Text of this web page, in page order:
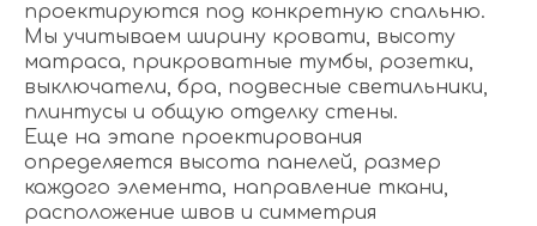
проектируются под конкретную спальню.
Мы учитываем ширину кровати, высоту
матраса, прикроватные тумбы, розетки,
выключатели, бра, подвесные светильники,
плинтусы и общую отделку стены.
Еще на этапе проектирования
определяется высота панелей, размер
каждого элемента, направление ткани,
расположение швов и симметрия